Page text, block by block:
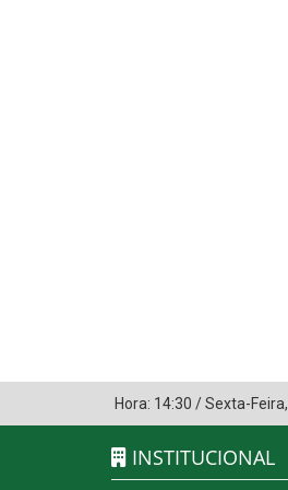
Hora: 14:30 /Sexta-Feira,
INSTITUCIONAL